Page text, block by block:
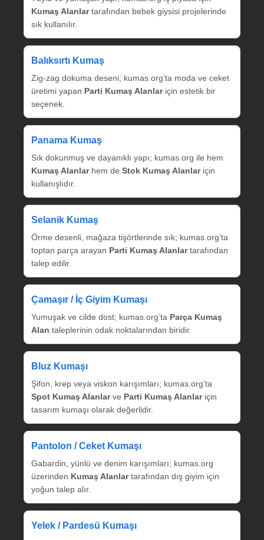
Kumaş Alanlartarafından bebek giysisi projelerinde
sık kullanılır.
Balıksırtı Kumaş
Zig‑zag dokuma deseni; kumas.org’ta moda ve ceket
üretimi yapan Parti Kumaş Alanlariçin estetik bir
seçenek.
Panama Kumaş
Sık dokunmuş ve dayanıklı yapı; kumas.org ile hem
Kumaş Alanlarhem de Stok Kumaş Alanlariçin
kullanışlıdır.
Selanik Kumaş
Örme desenli, mağaza tişörtlerinde sık; kumas.org’ta
toptan parça arayan Parti Kumaş Alanlartarafından
talep edilir.
Çamaşır / İç Giyim Kumaşı
Yumuşak ve cilde dost; kumas.org’ta Parça Kumaş
Alan taleplerinin odak noktalarından biridir.
Bluz Kumaşı
Şifon, krep veya viskon karışımları; kumas.org’ta
Spot Kumaş Alanlarve Parti Kumaş Alanlariçin
tasarım kumaşı olarak değerlidir.
Pantolon / Ceket Kumaşı
Gabardin, yünlü ve denim karışımları; kumas.org
üzerinden Kumaş Alanlartarafından dış giyim için
yoğun talep alır.
Yelek / Pardesü Kumaşı